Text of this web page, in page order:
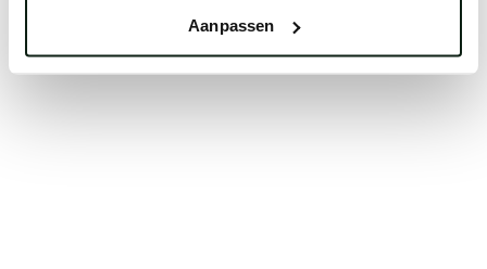
Aanpassen